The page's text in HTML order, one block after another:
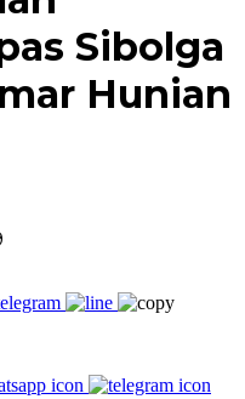
Sibolga
Hunian